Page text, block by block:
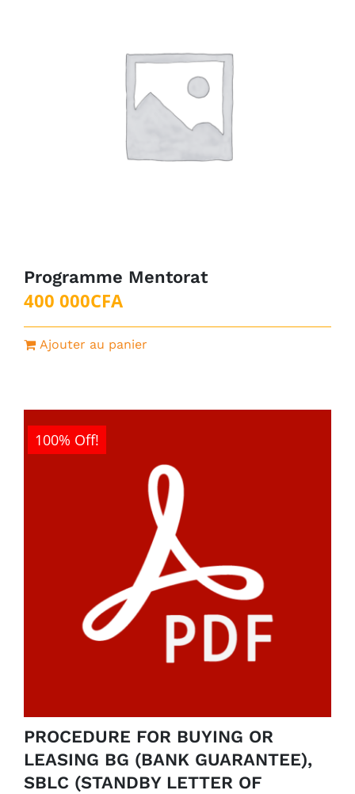
Programme Mentorat
400 000CFA
Ajouter au panier
100% Off!
PROCEDURE FOR BUYING OR
LEASING BG (BANK GUARANTEE),
SBLC (STANDBY LETTER OF